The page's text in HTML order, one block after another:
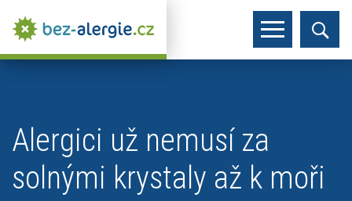
Alergici už nemusí za
solnými krystaly až k moři